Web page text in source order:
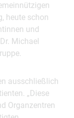
heute schon
und
Michael
ausschließlich
„Diese
Organzentren